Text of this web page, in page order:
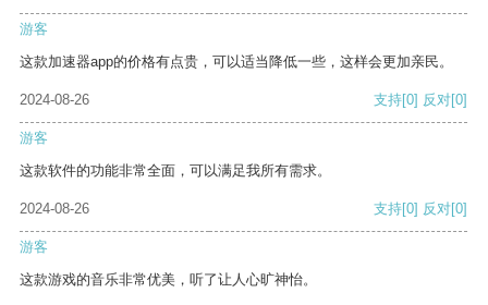
游客
这款加速器app的价格有点贵，可以适当降低一些，这样会更加亲民。
2024-08-26 支持[0] 反对[0]
游客
这款软件的功能非常全面，可以满足我所有需求。
2024-08-26 支持[0] 反对[0]
游客
这款游戏的音乐非常优美，听了让人心旷神怡。